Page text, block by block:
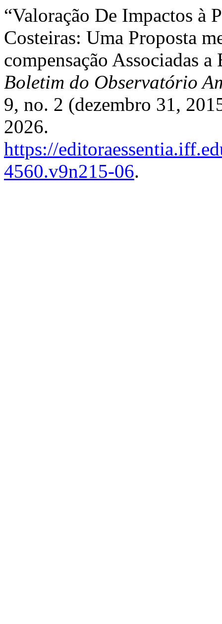
“Valoração De Impactos à
Costeiras: Uma Proposta
compensação Associadas
Boletim do Observatório
9, no. 2 (dezembro 31,
2026.
https://
4560.v9n215-06.